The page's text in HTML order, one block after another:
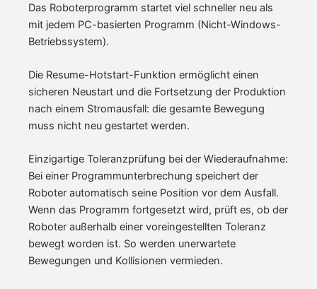
Das Roboterprogramm startet viel schneller neu als
mit jedem PC-basierten Programm (Nicht-Windows-
Betriebssystem).
Die Resume-Hotstart-Funktion ermöglicht einen
sicheren Neustart und die Fortsetzung der Produktion
nach einem Stromausfall: die gesamte Bewegung
muss nicht neu gestartet werden.
Einzigartige Toleranzprüfung bei der Wiederaufnahme:
Bei einer Programmunterbrechung speichert der
Roboter automatisch seine Position vor dem Ausfall.
Wenn das Programm fortgesetzt wird, prüft es, ob der
Roboter außerhalb einer voreingestellten Toleranz
bewegt worden ist. So werden unerwartete
Bewegungen und Kollisionen vermieden.